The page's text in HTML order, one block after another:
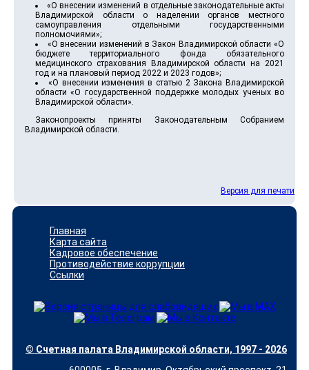
«О внесении изменений в отдельные законодательные акты
Владимирской области о наделении органов местного
самоуправления отдельными государственными
полномочиями»;
«О внесении изменений в Закон Владимирской области «О
бюджете территориального фонда обязательного
медицинского страхования Владимирской области на 2021
год и на плановый период 2022 и 2023 годов»;
«О внесении изменения в статью 2 Закона Владимирской
области «О государственной поддержке молодых ученых во
Владимирской области».
Законопроекты приняты Законодательным Собранием
Владимирской области.
Версия для печати
Главная
Карта сайта
Кадровое обеспечение
Противодействие коррупции
Ссылки
© Счетная палата Владимирской области, 1997 - 2026